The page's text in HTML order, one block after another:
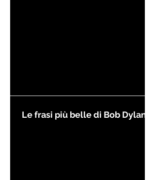
Le frasi più belle di Bob Dylan